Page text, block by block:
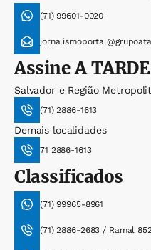
(71) 99601-0020
AssineA TARDE
Salvador e Região
(71) 2886-1613
Demais localidades
71 2886-1613
Classificados
(71) 99965-8961
(71) 2886-2683 / Ramal